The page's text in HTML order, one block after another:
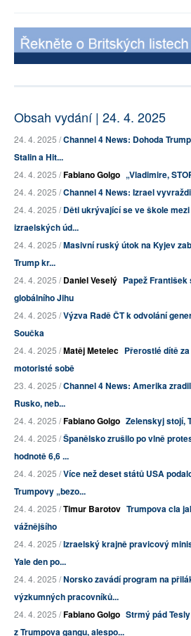
Obsah vydání | 24. 4. 2025
24. 4. 2025 /Channel 4 News: Dohoda
Stalin a Hit...
24. 4. 2025 /Fabiano Golgo „Vladimire,
24. 4. 2025 /Channel 4 News: Izrael
24. 4. 2025 /Děti ukrývající se ve škole
izraelských úd...
24. 4. 2025 /Masivní ruský útok na Kyjev
Trump kr...
24. 4. 2025 /Daniel Veselý Papež
globálního Jihu
24. 4. 2025 /Výzva Radě ČT k odvolání
Součka
24. 4. 2025 /Matěj Metelec Přerostlé dítě
motoristé sobě
23. 4. 2025 /Channel 4 News: Amerika
Rusko, neb...
24. 4. 2025 /Fabiano Golgo Zelenskyj stojí,
24. 4. 2025 /Španělsko zrušilo po vlně
hodnotě 6,6 ...
24. 4. 2025 /Více než deset států USA
Trumpovy „bezo...
24. 4. 2025 /Timur Barotov Trumpova cla
vážnějšího
24. 4. 2025 /Izraelský krajně pravicový
Yale den po...
24. 4. 2025 /Norsko zavádí program na
výzkumných pracovníků...
24. 4. 2025 /Fabiano Golgo Strmý pád
z Trumpova gangu, alespo...